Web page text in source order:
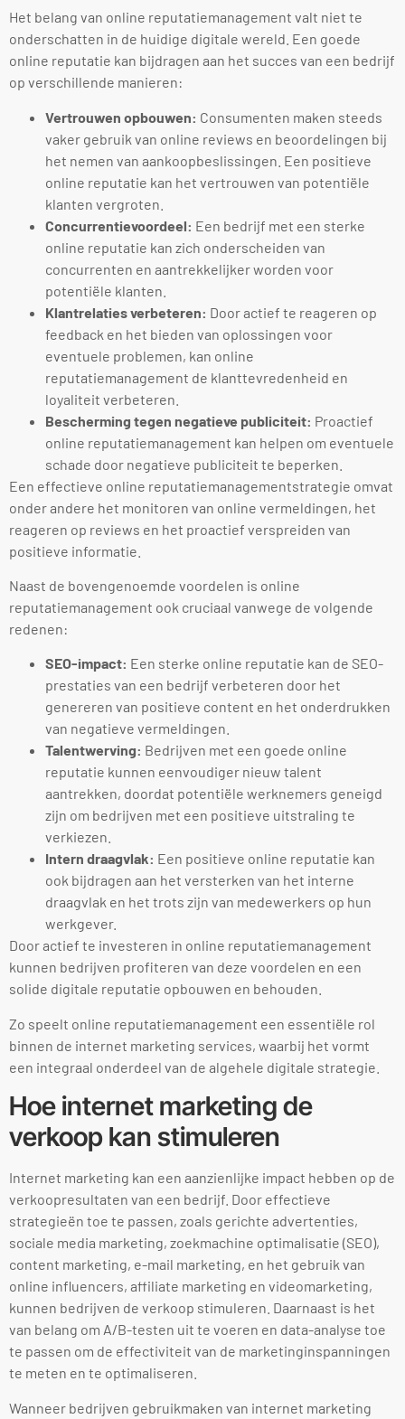
Het belang van online reputatiemanagement valt niet te
onderschatten in de huidige digitale wereld. Een goede
online reputatie kan bijdragen aan het succes van een bedrijf
op verschillende manieren:
Vertrouwen opbouwen: Consumenten maken steeds
vaker gebruik van online reviews en beoordelingen bij
het nemen van aankoopbeslissingen. Een positieve
online reputatie kan het vertrouwen van potentiële
klanten vergroten.
Concurrentievoordeel: Een bedrijf met een sterke
online reputatie kan zich onderscheiden van
concurrenten en aantrekkelijker worden voor
potentiële klanten.
Klantrelaties verbeteren: Door actief te reageren op
feedback en het bieden van oplossingen voor
eventuele problemen, kan online
reputatiemanagement de klanttevredenheid en
loyaliteit verbeteren.
Bescherming tegen negatieve publiciteit: Proactief
online reputatiemanagement kan helpen om eventuele
schade door negatieve publiciteit te beperken.
Een effectieve online reputatiemanagementstrategie omvat
onder andere het monitoren van online vermeldingen, het
reageren op reviews en het proactief verspreiden van
positieve informatie.
Naast de bovengenoemde voordelen is online
reputatiemanagement ook cruciaal vanwege de volgende
redenen:
SEO-impact: Een sterke online reputatie kan de SEO-
prestaties van een bedrijf verbeteren door het
genereren van positieve content en het onderdrukken
van negatieve vermeldingen.
Talentwerving: Bedrijven met een goede online
reputatie kunnen eenvoudiger nieuw talent
aantrekken, doordat potentiële werknemers geneigd
zijn om bedrijven met een positieve uitstraling te
verkiezen.
Intern draagvlak: Een positieve online reputatie kan
ook bijdragen aan het versterken van het interne
draagvlak en het trots zijn van medewerkers op hun
werkgever.
Door actief te investeren in online reputatiemanagement
kunnen bedrijven profiteren van deze voordelen en een
solide digitale reputatie opbouwen en behouden.
Zo speelt online reputatiemanagement een essentiële rol
binnen de internet marketing services, waarbij het vormt
een integraal onderdeel van de algehele digitale strategie.
Hoe internet marketing de
verkoop kan stimuleren
Internet marketing kan een aanzienlijke impact hebben op de
verkoopresultaten van een bedrijf. Door effectieve
strategieën toe te passen, zoals gerichte advertenties,
sociale media marketing, zoekmachine optimalisatie (SEO),
content marketing, e-mail marketing, en het gebruik van
online influencers, affiliate marketing en videomarketing,
kunnen bedrijven de verkoop stimuleren. Daarnaast is het
van belang om A/B-testen uit te voeren en data-analyse toe
te passen om de effectiviteit van de marketinginspanningen
te meten en te optimaliseren.
Wanneer bedrijven gebruikmaken van internet marketing